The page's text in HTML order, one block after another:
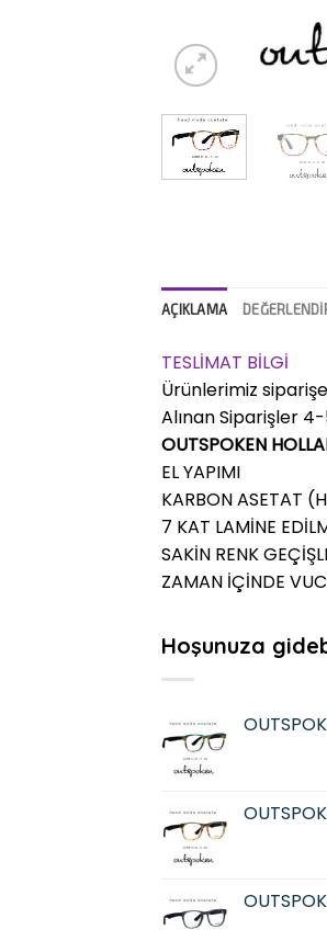
AÇIKLAMA
TESLİMAT BİLGİ
Ürünlerimiz
Alınan Siparişler 4-
OUTSPOKEN
EL YAPIMI
KARBON ASETAT
7 KAT LAMİNE
SAKİN RENK
ZAMAN İÇİNDE
Hoşunuza